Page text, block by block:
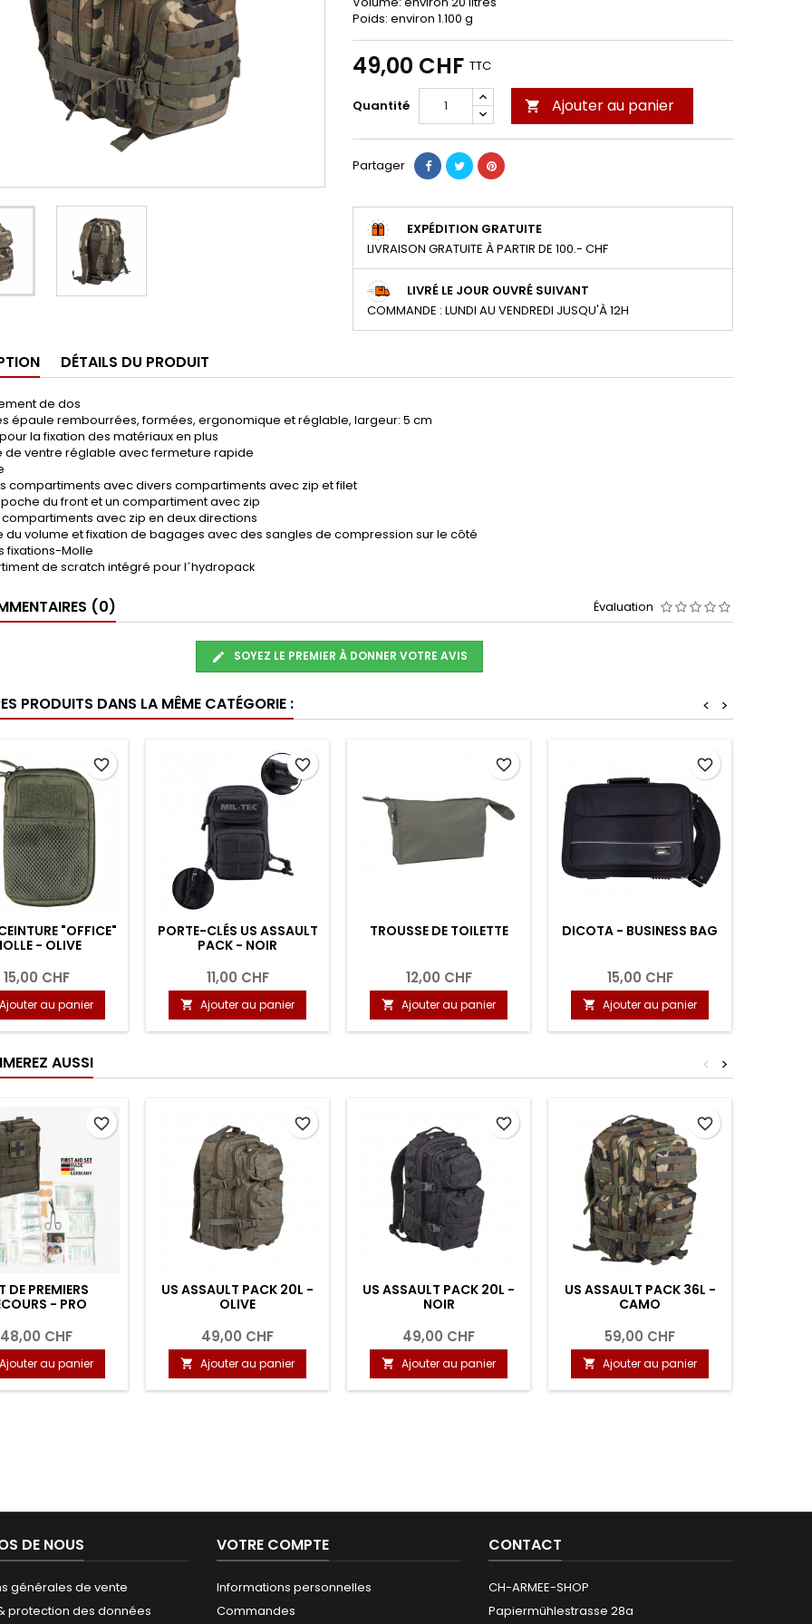
Poids: environ 1.100 g
49,00 CHF TTC
Quantité  Ajouter au panier
Partager
EXPÉDITION GRATUITE
LIVRAISON GRATUITE À PARTIR DE 100.- CHF
LIVRÉ LE JOUR OUVRÉ SUIVANT
COMMANDE : LUNDI AU VENDREDI JUSQU'À 12H
DÉTAILS DU PRODUIT
de dos
épaule rembourrées, formées, ergonomique et réglable, largeur: 5 cm
la fixation des matériaux en plus
de ventre réglable avec fermeture rapide
compartiments avec divers compartiments avec zip et filet
du front et un compartiment avec zip
avec zip en deux directions
du volume et fixation de bagages avec des sangles de compression sur le côté
fixations-Molle
de scratch intégré pour l´hydropack
(0) Évaluation
SOYEZ LE PREMIER À DONNER VOTRE AVIS
PRODUITS DANS LA MÊME CATÉGORIE : >
<
"OFFICE"
- OLIVE
15,00 CHF
Ajouter au panier
favorite_border
PORTE-CLÉS US ASSAULT
PACK - NOIR
11,00 CHF
 Ajouter au panier
favorite_border
TROUSSE DE TOILETTE
12,00 CHF
 Ajouter au panier
favorite_border
DICOTA - BUSINESS BAG
15,00 CHF
 Ajouter au panier
favorite_border
AUSSI >
<
DE PREMIERS
- PRO
48,00 CHF
Ajouter au panier
favorite_border
US ASSAULT PACK 20L -
OLIVE
49,00 CHF
 Ajouter au panier
favorite_border
US ASSAULT PACK 20L -
NOIR
49,00 CHF
 Ajouter au panier
favorite_border
US ASSAULT PACK 36L -
CAMO
59,00 CHF
 Ajouter au panier
favorite_border
DE NOUS
générales de vente
protection des données
VOTRE COMPTE
Informations personnelles
Commandes
CONTACT
CH-ARMEE-SHOP
Papiermühlestrasse 28a